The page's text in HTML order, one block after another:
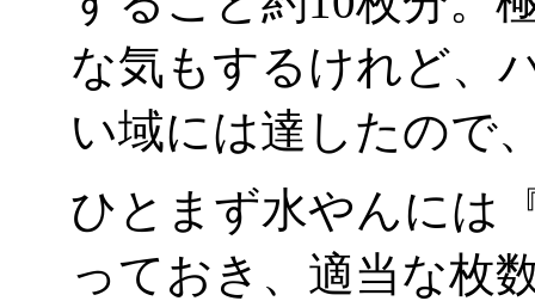
な気もするけれど、
い域には達したので
ひとまず水やんには
っておき、適当な枚